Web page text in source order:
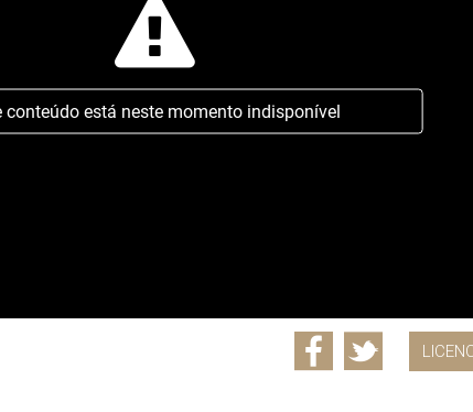
conteúdo está neste momento indisponível